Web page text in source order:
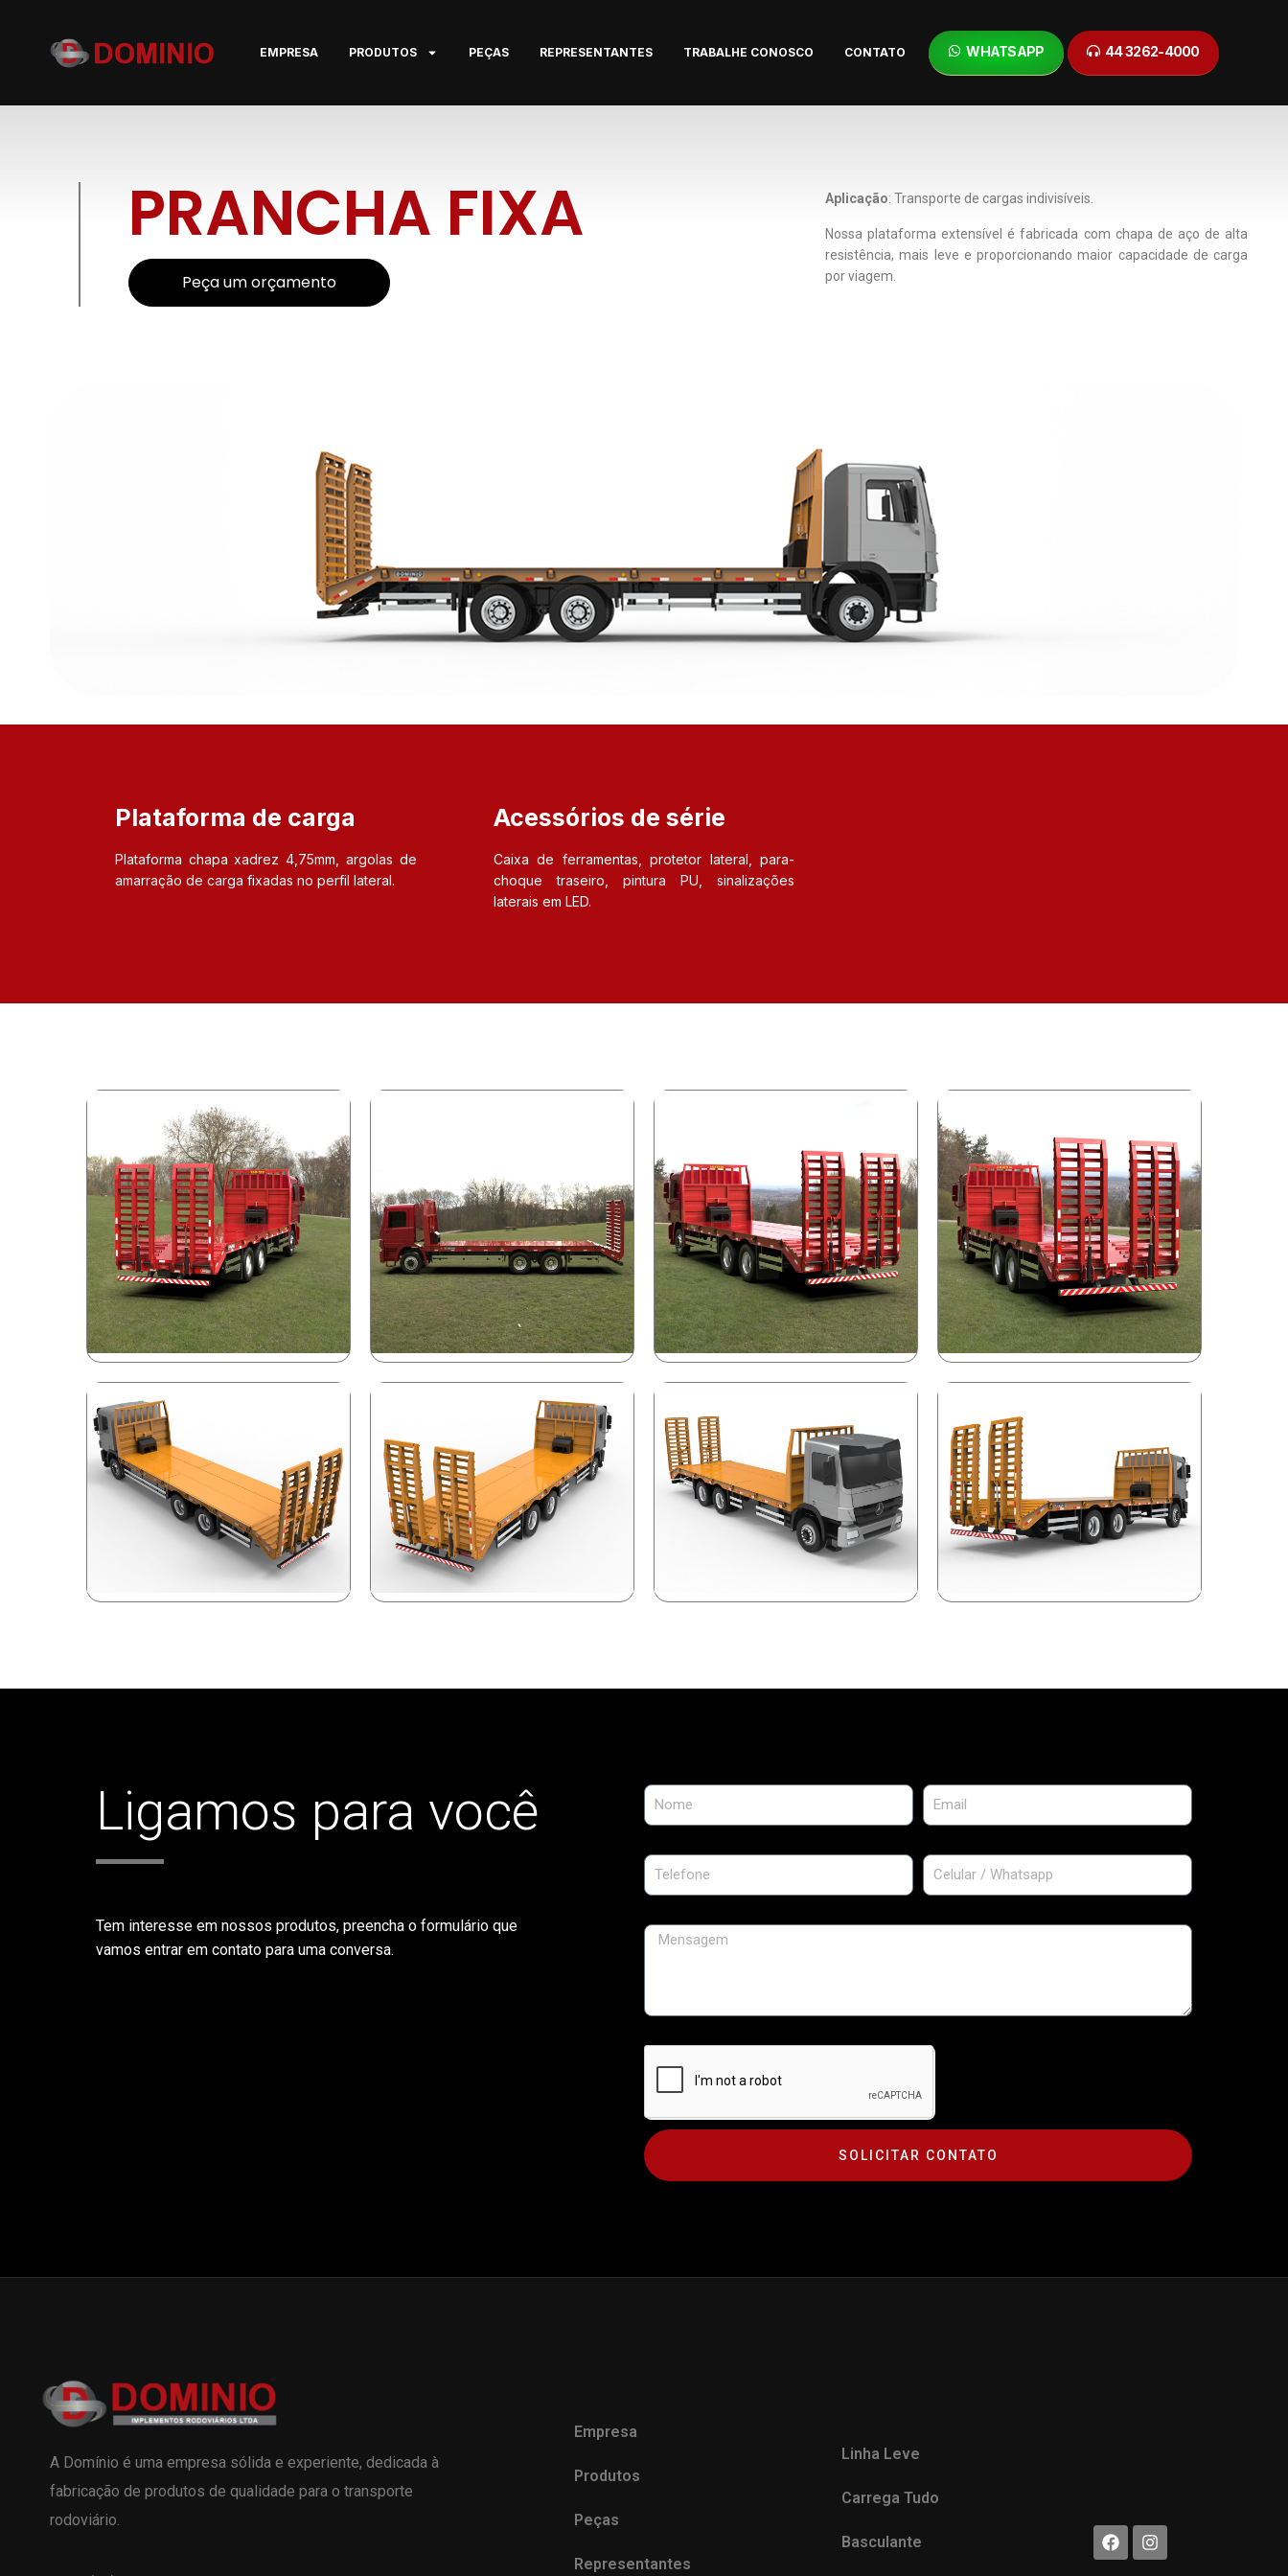
EMPRESA PRODUTOS PEÇAS REPRESENTANTES TRABALHE CONOSCO CONTATO WHATSAPP 44 3262-4000
PRANCHA FIXA
Peça um orçamento
Aplicação: Transporte de cargas indivisíveis.
Nossa plataforma extensível é fabricada com chapa de aço de alta
resistência, mais leve e proporcionando maior capacidade de carga
por viagem.
Plataforma de carga
Plataforma chapa xadrez 4,75mm, argolas de
amarração de carga fixadas no perfil lateral.
Acessórios de série
Caixa de ferramentas, protetor lateral, para-
choque traseiro, pintura PU, sinalizações
laterais em LED.
Ligamos para você
Tem interesse em nossos produtos, preencha o formulário que
vamos entrar em contato para uma conversa.
SOLICITAR CONTATO
A Domínio é uma empresa sólida e experiente, dedicada à
fabricação de produtos de qualidade para o transporte
rodoviário.
Empresa
Produtos
Peças
Representantes
Linha Leve
Carrega Tudo
Basculante